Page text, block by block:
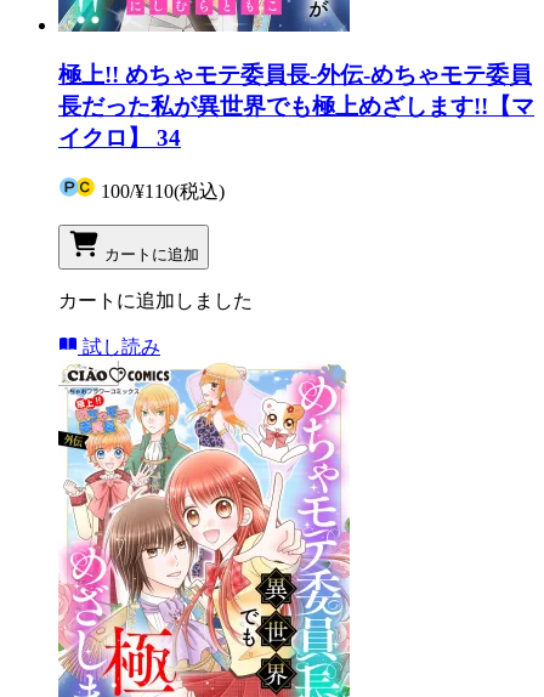
極上!! めちゃモテ委員長-外伝-めちゃモテ委員
長だった私が異世界でも極上めざします!!【マ
イクロ】 34
100/¥110(税込)
カートに追加
カートに追加しました
試し読み